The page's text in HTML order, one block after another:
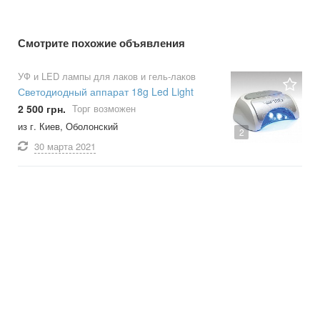
Смотрите похожие объявления
2
УФ и LED лампы для лаков и гель-лаков
Светодиодный аппарат 18g Led Light
2 500 грн. Торг возможен
из г. Киев, Оболонский
30 марта 2021